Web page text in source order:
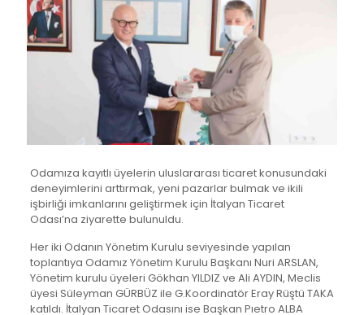
Odamıza kayıtlı üyelerin uluslararası ticaret konusundaki
deneyimlerini arttırmak, yeni pazarlar bulmak ve ikili
işbirliği imkanlarını geliştirmek için İtalyan Ticaret
Odası’na ziyarette bulunuldu.
Her iki Odanın Yönetim Kurulu seviyesinde yapılan
toplantıya Odamız Yönetim Kurulu Başkanı Nuri ARSLAN,
Yönetim kurulu üyeleri Gökhan YILDIZ ve Ali AYDIN, Meclis
üyesi Süleyman GÜRBÜZ ile G.Koordinatör Eray Rüştü TAKA
katıldı. İtalyan Ticaret Odasını ise Başkan Pıetro ALBA